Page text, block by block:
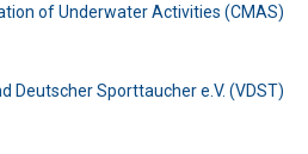
of Underwater Activities (CMAS)
Deutscher Sporttaucher e.V. (VDST)